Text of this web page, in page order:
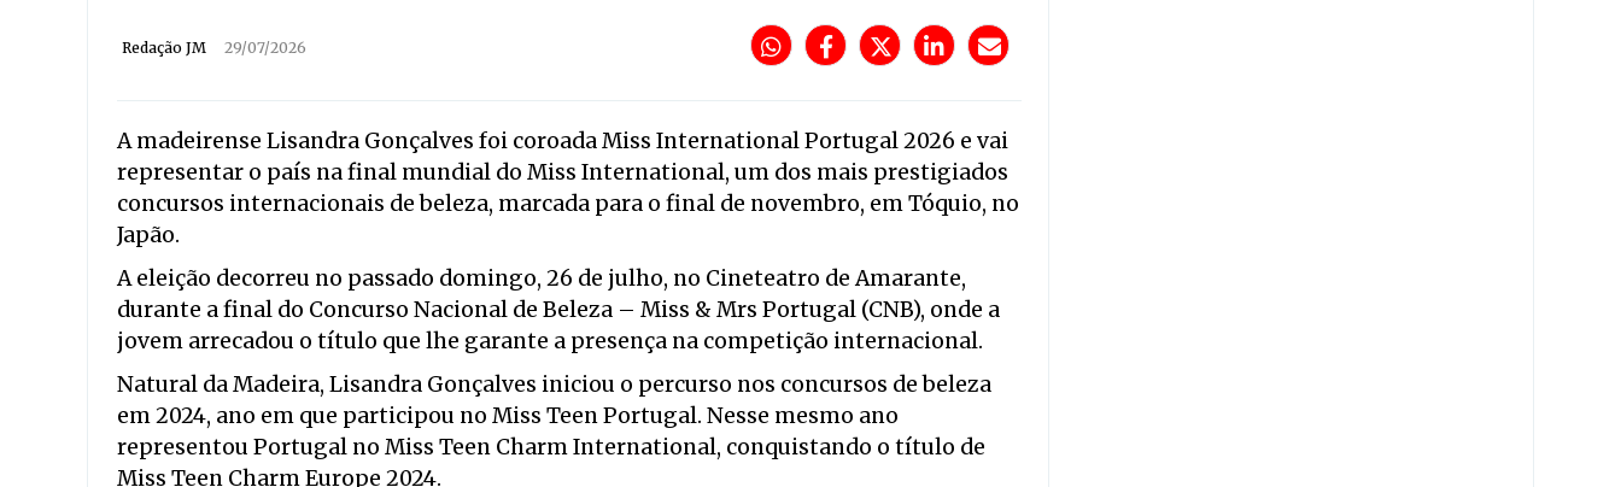
Redação JM 29/07/2026
A madeirense Lisandra Gonçalves foi coroada Miss International Portugal 2026 e vai
representar o país na final mundial do Miss International, um dos mais prestigiados
concursos internacionais de beleza, marcada para o final de novembro, em Tóquio, no
Japão.
A eleição decorreu no passado domingo, 26 de julho, no Cineteatro de Amarante,
durante a final do Concurso Nacional de Beleza – Miss & Mrs Portugal (CNB), onde a
jovem arrecadou o título que lhe garante a presença na competição internacional.
Natural da Madeira, Lisandra Gonçalves iniciou o percurso nos concursos de beleza
em 2024, ano em que participou no Miss Teen Portugal. Nesse mesmo ano
representou Portugal no Miss Teen Charm International, conquistando o título de
Miss Teen Charm Europe 2024.